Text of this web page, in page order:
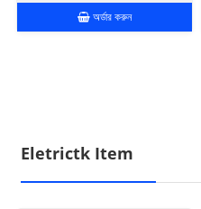
অর্ডার করুন
Eletrictk Item